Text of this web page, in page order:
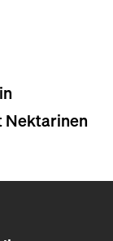
Nektarinen